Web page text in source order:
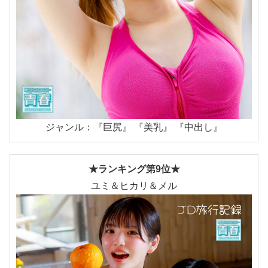
ジャンル：『巨尻』 『美乳』 『中出し』
★ランキング第9位★
ユミ＆ヒカリ＆メル